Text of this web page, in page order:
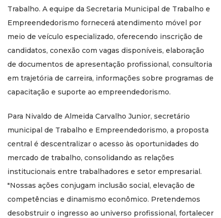
Trabalho. A equipe da Secretaria Municipal de Trabalho e
Empreendedorismo fornecerá atendimento móvel por
meio de veículo especializado, oferecendo inscrição de
candidatos, conexão com vagas disponíveis, elaboração
de documentos de apresentação profissional, consultoria
em trajetória de carreira, informações sobre programas de
capacitação e suporte ao empreendedorismo.
Para Nivaldo de Almeida Carvalho Junior, secretário
municipal de Trabalho e Empreendedorismo, a proposta
central é descentralizar o acesso às oportunidades do
mercado de trabalho, consolidando as relações
institucionais entre trabalhadores e setor empresarial.
"Nossas ações conjugam inclusão social, elevação de
competências e dinamismo econômico. Pretendemos
desobstruir o ingresso ao universo profissional, fortalecer